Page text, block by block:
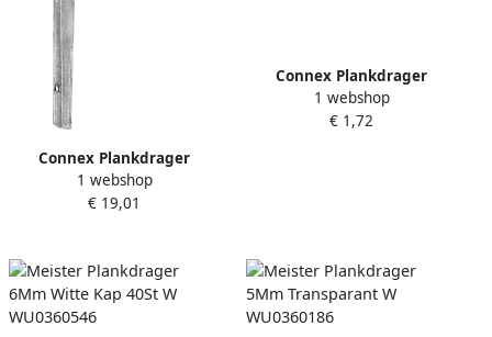
Connex Plankdrager
200X250 Heavy Duty Vvz
DY241320
1 webshop
€ 19,01
Connex Plankdrager
120X80X40 Bvz DYB2004091
1 webshop
€ 1,72